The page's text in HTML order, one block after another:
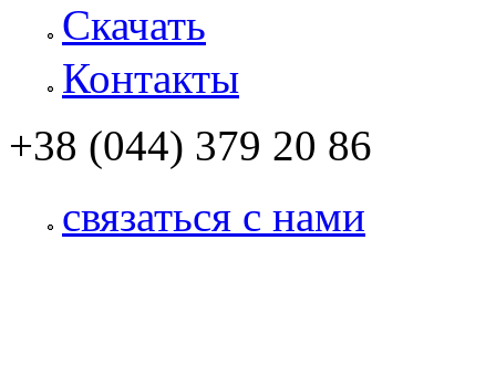
Скачать
Контакты
+38 (044) 379 20 86
связаться с нами